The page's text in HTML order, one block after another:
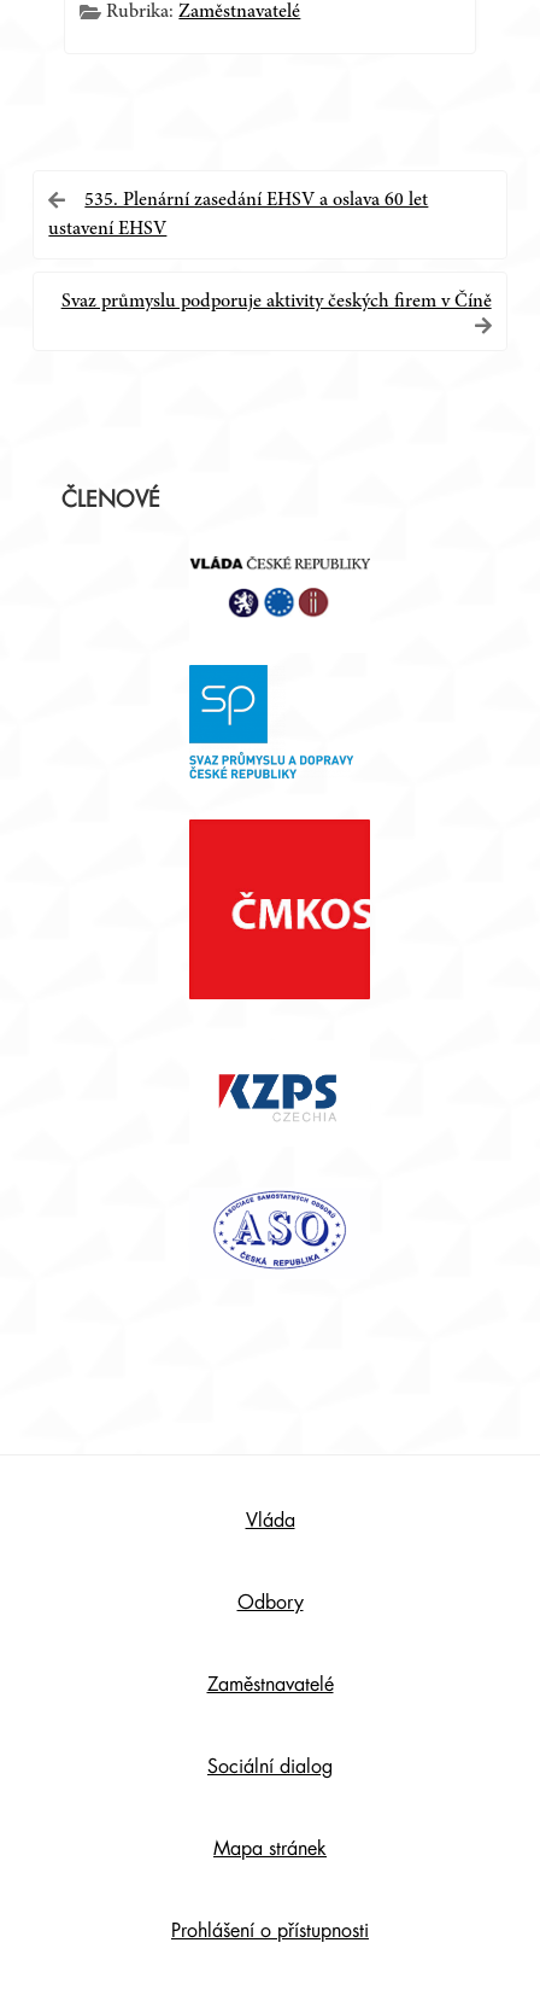
Rubrika:Zaměstnavatelé
Navigace
příspěvek
535. Plenární zasedání EHSV a oslava 60 let
ustavení EHSV
Svaz průmyslu podporuje aktivity českých firem v Číně
ČLENOVÉ
Vláda
Odbory
Zaměstnavatelé
Sociální dialog
Mapa stránek
Prohlášení o přístupnosti